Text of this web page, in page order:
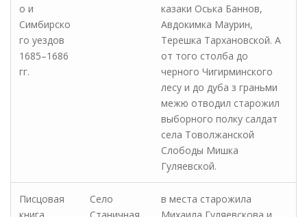
о и
Симбирско
го уездов
1685–1686
гг.
казаки Оська Баннов,
Авдокимка Маурин,
Терешка Тархановской. А
от того столба до
черного Чигирминского
лесу и до дуба з граньми
межю отводил старожил
выборного полку салдат
села Товолжанской
Слободы Мишка
Гуляевской.
Писцовая
Село
в места старожила